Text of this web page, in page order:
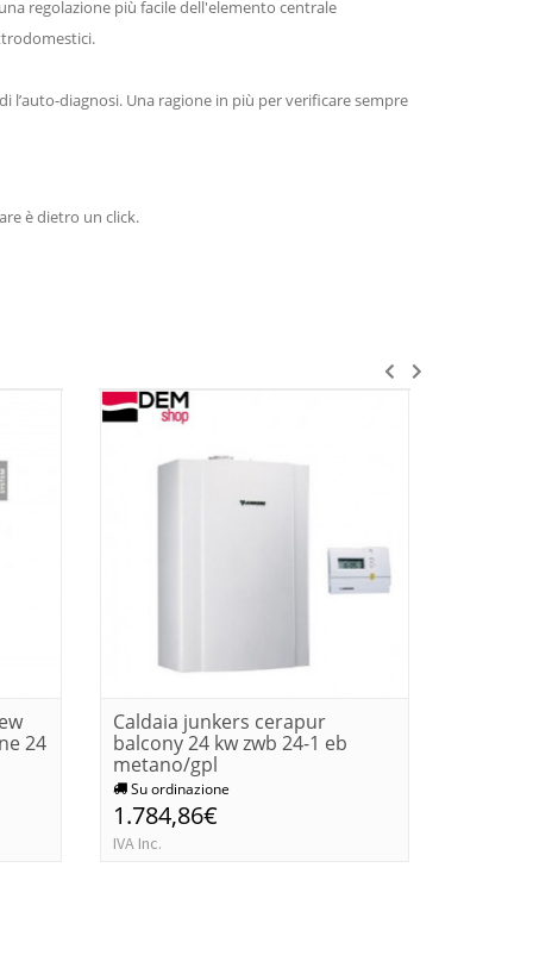
regolazione più facile dell'elemento centrale
l’auto-diagnosi. Una ragione in più per verificare sempre
è dietro un click.
24
Caldaia junkers cerapur
balcony 24 kw zwb 24-1 eb
metano/gpl
Su ordinazione
1.784,86€
IVA Inc.